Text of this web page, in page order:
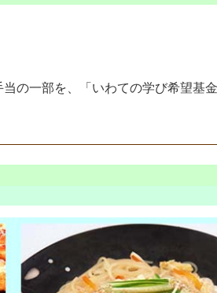
一部を、「いわての学び希望基金